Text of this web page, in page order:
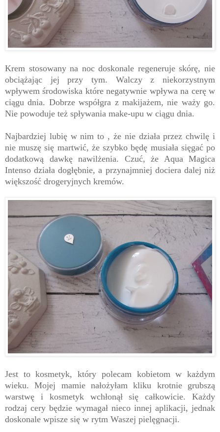
Krem stosowany na noc doskonale regeneruje skórę, nie
obciążając jej przy tym. Walczy z niekorzystnym
wpływem środowiska które negatywnie wpływa na cerę w
ciągu dnia. Dobrze współgra z makijażem, nie waży go.
Nie powoduje też spływania make-upu w ciągu dnia.
Najbardziej lubię w nim to , że nie działa przez chwilę i
nie muszę się martwić, że szybko będę musiała sięgać po
dodatkową dawkę nawilżenia. Czuć, że Aqua Magica
Intenso działa dogłębnie, a przynajmniej dociera dalej niż
większość drogeryjnych kremów.
Jest to kosmetyk, który polecam kobietom w każdym
wieku. Mojej mamie nałożyłam kliku krotnie grubszą
warstwę i kosmetyk wchłonął się całkowicie. Każdy
rodzaj cery będzie wymagał nieco innej aplikacji, jednak
doskonale wpisze się w rytm Waszej pielęgnacji.